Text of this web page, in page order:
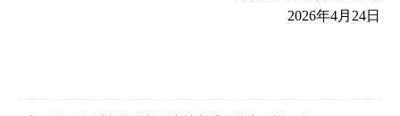
2026年4月 24日